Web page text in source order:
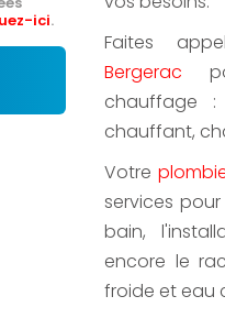
ici.
Faites
Bergerac
chauffage
chauffant,
Votre
services
bain,
encore le
froide et eau